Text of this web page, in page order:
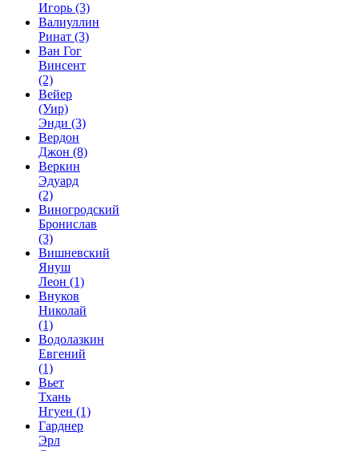
Игорь (3)
Валиуллин
Ринат (3)
Ван Гог
Винсент
(2)
Вейер
(Уир)
Энди (3)
Вердон
Джон (8)
Веркин
Эдуард
(2)
Виногродский
Бронислав
(3)
Вишневский
Януш
Леон (1)
Внуков
Николай
(1)
Водолазкин
Евгений
(1)
Вьет
Тхань
Нгуен (1)
Гарднер
Эрл